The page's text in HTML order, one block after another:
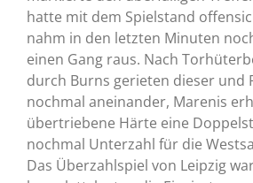
hatte mit dem Spielstand
nahm in den letzten Minuten
einen Gang raus. Nach
durch Burns gerieten dieser und
nochmal aneinander, Marenis
übertriebene Härte eine
nochmal Unterzahl für die
Das Überzahlspiel von Leipzig